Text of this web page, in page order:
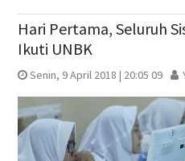
Hari Pertama, Seluruh
Ikuti UNBK
Senin, 9 April 2018 | 20:05 09